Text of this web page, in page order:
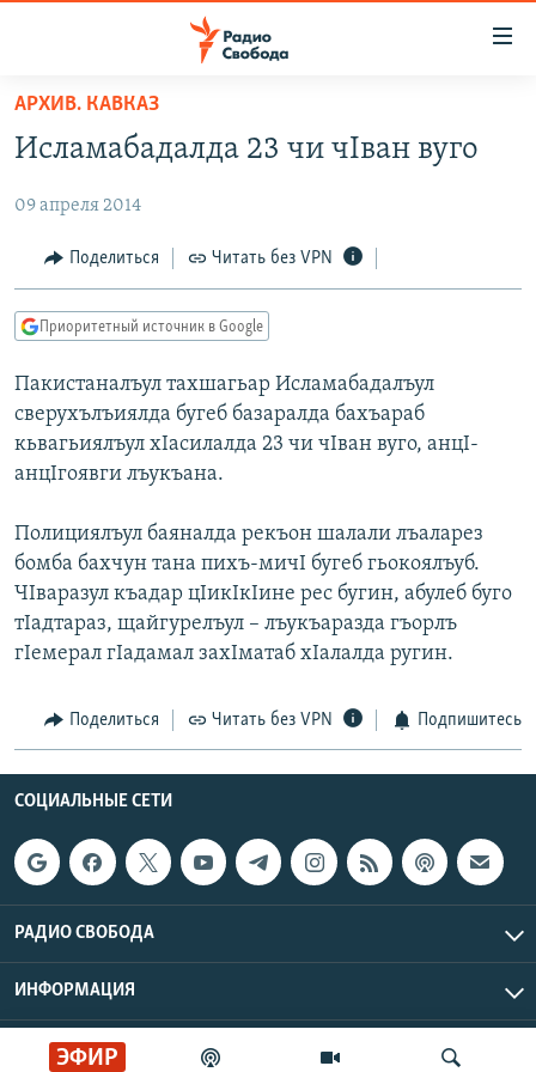
упрощенного
доступа
содержанию
Вернутся
навигации
Вернутся
поиску
ПРОГРАММЫ
АВТОРСКИЕ ПРОЕКТЫ
ЦИТАТЫ СВОБОДЫ
КУЛЬТУРА
IDEL.РЕАЛИИ
КАВКАЗ.РЕАЛИИ
СЕВЕР.РЕАЛИИ
РАСПИСАНИЕ ВЕЩАНИЯ
ПОДПИШИТЕСЬ НА РАССЫЛКУ
СОЦИАЛЬНЫЕ СЕТИ
ЭФИР
АРХИВ. КАВКАЗ
Исламабадалда 23 чи чIван вуго
09 апреля 2014
Поделиться Читать без VPN
Приоритетный источник в Google
Пакистаналъул тахшагьар Исламабадалъул
сверухълъиялда бугеб базаралда бахъараб
кьвагьиялъул хIасилалда 23 чи чIван вуго, анцI-
анцIгоявги лъукъана.
Полициялъул баяналда рекъон шалали лъаларез
бомба бахчун тана пихъ-мичI бугеб гьокоялъуб.
ЧIваразул къадар цIикIкIине рес бугин, абулеб буго
тIадтараз, щайгурелъул – лъукъаразда гъорлъ
гIемерал гIадамал захIматаб хIалалда ругин.
Поделиться Читать без VPN Подпишитесь
СОЦИАЛЬНЫЕ СЕТИ
РАДИО СВОБОДА
ИНФОРМАЦИЯ
Радио Свобода © 2026 RFE/RL, Inc. | Все права защищены.